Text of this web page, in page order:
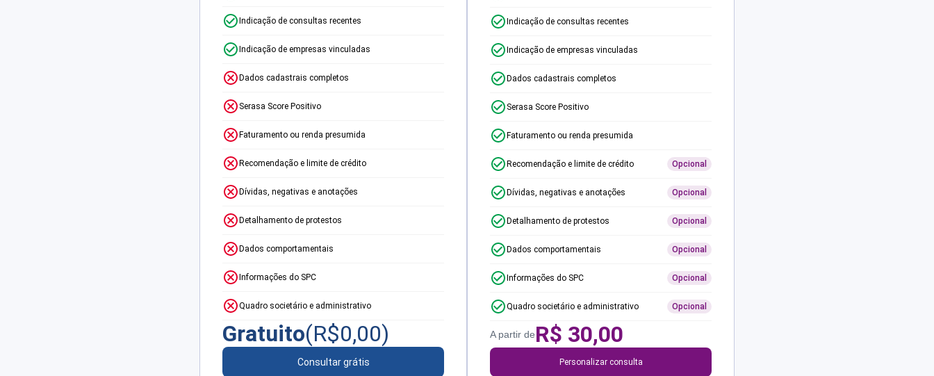
Indicação de consultas recentes
Indicação de empresas vinculadas
Dados cadastrais completos
Serasa Score Positivo
Faturamento ou renda presumida
Recomendação e limite de crédito
Dívidas, negativas e anotações
Detalhamento de protestos
Dados comportamentais
Informações do SPC
Quadro societário e administrativo
Gratuito(R$0,00)
Consultar grátis
Indicação de consultas recentes
Indicação de empresas vinculadas
Dados cadastrais completos
Serasa Score Positivo
Faturamento ou renda presumida
Recomendação e limite de crédito Opcional
Dívidas, negativas e anotações Opcional
Detalhamento de protestos Opcional
Dados comportamentais Opcional
Informações do SPC Opcional
Quadro societário e administrativo Opcional
A partir deR$ 30,00
Personalizar consulta